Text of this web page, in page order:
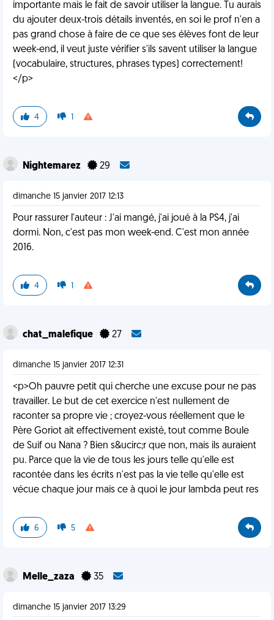
importante mais le fait de savoir utiliser la langue. Tu aurais
du ajouter deux-trois détails inventés, en soi le prof n'en a
pas grand chose à faire de ce que ses élèves font de leur
week-end, il veut juste vérifier s'ils savent utiliser la langue
(vocabulaire, structures, phrases types) correctement!
</p>
4 1
Nightemarez 29
dimanche 15 janvier 2017 12:13
Pour rassurer l'auteur : J'ai mangé, j'ai joué à la PS4, j'ai
dormi. Non, c'est pas mon week-end. C'est mon année
2016.
4 1
chat_malefique 27
dimanche 15 janvier 2017 12:31
<p>Oh pauvre petit qui cherche une excuse pour ne pas
travailler. Le but de cet exercice n'est nullement de
raconter sa propre vie ; croyez-vous réellement que le
Père Goriot ait effectivement existé, tout comme Boule
de Suif ou Nana ? Bien s&ucirc;r que non, mais ils auraient
pu. Parce que la vie de tous les jours telle qu'elle est
racontée dans les écrits n'est pas la vie telle qu'elle est
vécue chaque jour mais ce à quoi le jour lambda peut res
6 5
Melle_zaza 35
dimanche 15 janvier 2017 13:29